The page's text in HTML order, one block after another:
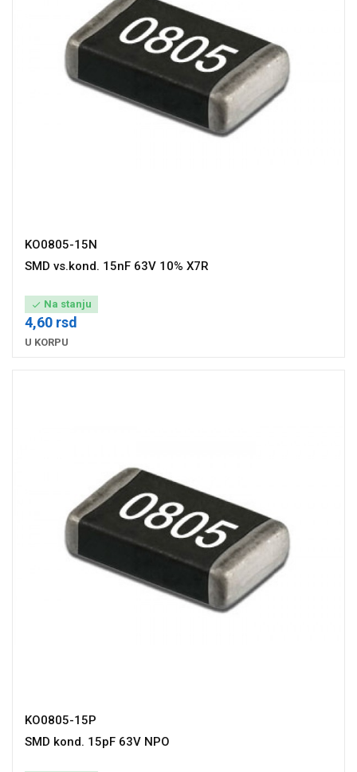
KO0805-15N
SMD vs.kond. 15nF 63V 10% X7R
 Na stanju
4,60 rsd
U KORPU
KO0805-15P
SMD kond. 15pF 63V NPO